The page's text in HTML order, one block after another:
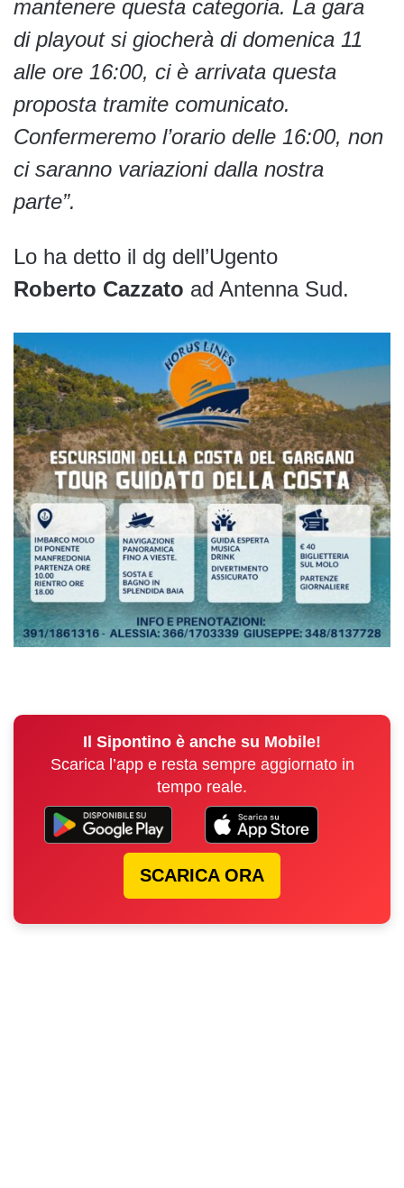
mantenere questa categoria. La gara
di playout si giocherà di domenica 11
alle ore 16:00, ci è arrivata questa
proposta tramite comunicato.
Confermeremo l’orario delle 16:00, non
ci saranno variazioni dalla nostra
parte”.
Lo ha detto il dg dell’Ugento
Roberto Cazzato ad Antenna Sud.
Il Sipontino è anche su Mobile!
Scarica l’app e resta sempre aggiornato in
tempo reale.
SCARICA ORA